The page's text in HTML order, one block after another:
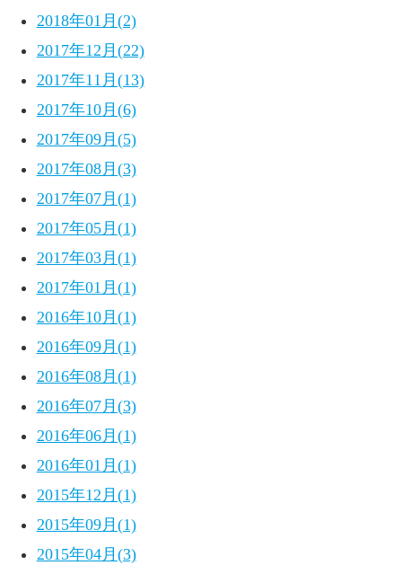
2018年01月(2)
2017年12月(22)
2017年11月(13)
2017年10月(6)
2017年09月(5)
2017年08月(3)
2017年07月(1)
2017年05月(1)
2017年03月(1)
2017年01月(1)
2016年10月(1)
2016年09月(1)
2016年08月(1)
2016年07月(3)
2016年06月(1)
2016年01月(1)
2015年12月(1)
2015年09月(1)
2015年04月(3)